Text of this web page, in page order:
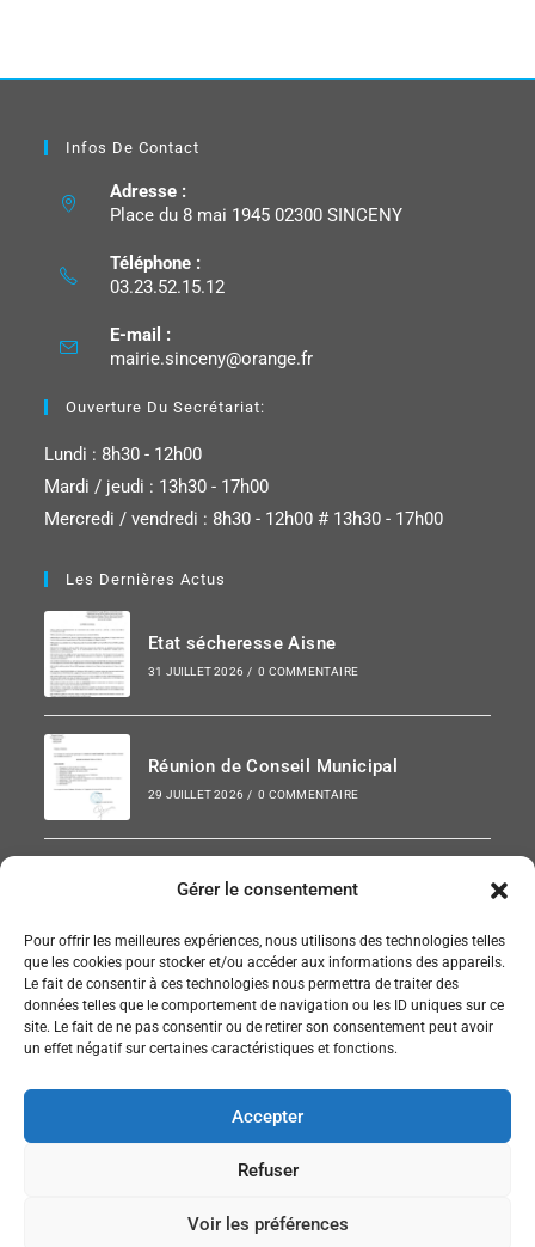
Gérer le consentement
Pour offrir les meilleures expériences, nous utilisons des technologies telles
que les cookies pour stocker et/ou accéder aux informations des appareils.
Le fait de consentir à ces technologies nous permettra de traiter des
données telles que le comportement de navigation ou les ID uniques sur ce
site. Le fait de ne pas consentir ou de retirer son consentement peut avoir
un effet négatif sur certaines caractéristiques et fonctions.
Accepter
Refuser
Voir les préférences
Infos De Contact
Adresse :
Place du 8 mai 1945 02300 SINCENY
Téléphone :
03.23.52.15.12
E-mail :
mairie.sinceny@orange.fr
Ouverture Du Secrétariat:
Lundi : 8h30 - 12h00
Mardi / jeudi : 13h30 - 17h00
Mercredi / vendredi : 8h30 - 12h00 # 13h30 - 17h00
Les Dernières Actus
Etat sécheresse Aisne
31 JUILLET 2026 / 0 COMMENTAIRE
Réunion de Conseil Municipal
29 JUILLET 2026 / 0 COMMENTAIRE
21 JUILLET 2026 0 COMMENTAIRE
SUIVEZ NOUS SUR FACEBOOK